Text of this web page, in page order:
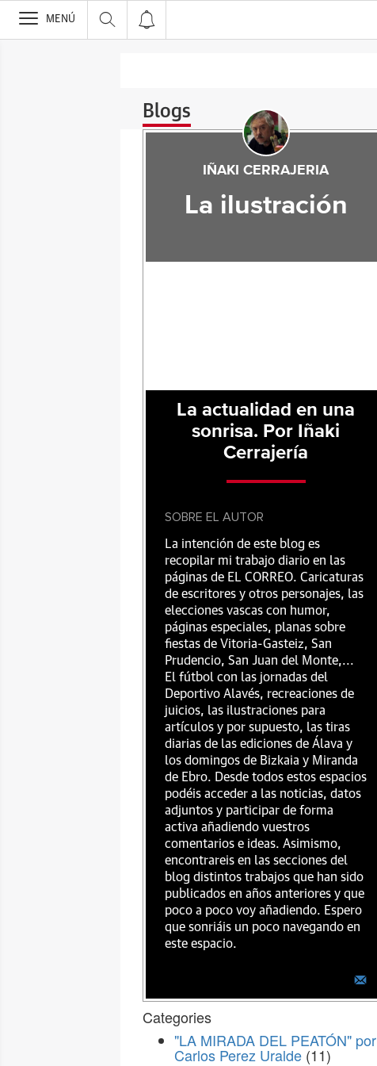
>
MENÚ
Blogs
IÑAKI CERRAJERIA
La ilustración
La actualidad en una
sonrisa. Por Iñaki
Cerrajería
SOBRE EL AUTOR
La intención de este blog es
recopilar mi trabajo diario en las
páginas de EL CORREO. Caricaturas
de escritores y otros personajes, las
elecciones vascas con humor,
páginas especiales, planas sobre
fiestas de Vitoria-Gasteiz, San
Prudencio, San Juan del Monte,...
El fútbol con las jornadas del
Deportivo Alavés, recreaciones de
juicios, las ilustraciones para
artículos y por supuesto, las tiras
diarias de las ediciones de Álava y
los domingos de Bizkaia y Miranda
de Ebro. Desde todos estos espacios
podéis acceder a las noticias, datos
adjuntos y participar de forma
activa añadiendo vuestros
comentarios e ideas. Asimismo,
encontrareis en las secciones del
blog distintos trabajos que han sido
publicados en años anteriores y que
poco a poco voy añadiendo. Espero
que sonriáis un poco navegando en
este espacio.
Categories
"LA MIRADA DEL PEATÓN" por
Carlos Perez Uralde (11)